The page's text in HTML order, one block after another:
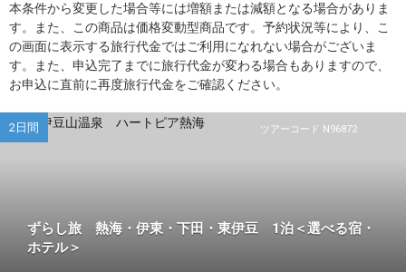
本条件から変更した場合等には増額または減額となる場合がありま
す。また、この商品は価格変動型商品です。予約状況等により、こ
の画面に表示する旅行代金ではご利用になれない場合がございま
す。また、申込完了までに旅行代金が変わる場合もありますので、
お申込に直前に再度旅行代金をご確認ください。
ツアーコード N96872
2日間
ずらし旅 熱海・伊東・下田・東伊豆 1泊＜選べる宿・
ホテル＞